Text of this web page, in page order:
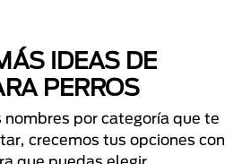
IDEAS DE
PERROS
por categoría que te
crecemos tus opciones con